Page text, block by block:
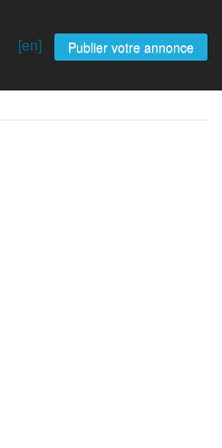
[en] Publier votre annonce